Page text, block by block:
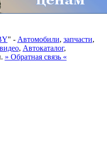
" - Автомобили, запчасти,
, Автокаталог,
» Обратная связь «